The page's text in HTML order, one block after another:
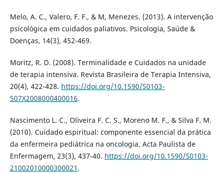
Melo, A. C., Valero, F. F., & M, Menezes. (2013). A intervenção
psicológica em cuidados paliativos. Psicologia, Saúde &
Doenças, 14(3), 452-469.
Moritz, R. D. (2008). Terminalidade e Cuidados na unidade
de terapia intensiva. Revista Brasileira de Terapia Intensiva,
20(4), 422-428. https://doi.org/10.1590/S0103-
507X2008000400016.
Nascimento L. C., Oliveira F. C. S., Moreno M. F., & Silva F. M.
(2010). Cuidado espiritual: componente essencial da prática
da enfermeira pediátrica na oncologia. Acta Paulista de
Enfermagem, 23(3), 437-40. https://doi.org/10.1590/S0103-
21002010000300021 .